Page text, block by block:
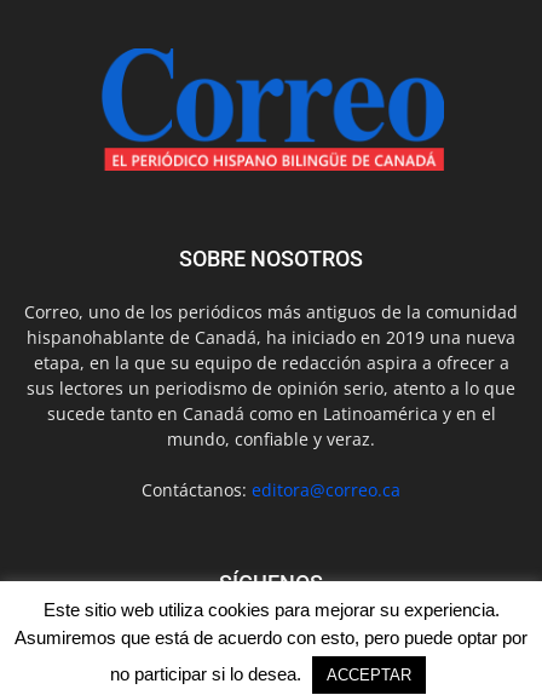
SOBRE NOSOTROS
Correo, uno de los periódicos más antiguos de la comunidad
hispanohablante de Canadá, ha iniciado en 2019 una nueva
etapa, en la que su equipo de redacción aspira a ofrecer a
sus lectores un periodismo de opinión serio, atento a lo que
sucede tanto en Canadá como en Latinoamérica y en el
mundo, confiable y veraz.
Contáctanos: editora@correo.ca
SÍGUENOS
Este sitio web utiliza cookies para mejorar su experiencia.
Asumiremos que está de acuerdo con esto, pero puede optar por
no participar si lo desea.
ACCEPTAR